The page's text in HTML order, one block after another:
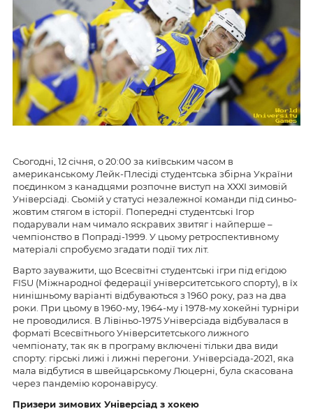
Сьогодні, 12 січня, о 20:00 за київським часом в
американському Лейк-Плесіді студентська збірна України
поєдинком з канадцями розпочне виступ на ХХХІ зимовій
Універсіаді. Сьомій у статусі незалежної команди під синьо-
жовтим стягом в історії. Попередні студентські Ігор
подарували нам чимало яскравих звитяг і найперше –
чемпіонство в Попраді-1999. У цьому ретроспективному
матеріалі спробуємо згадати події тих літ.
Варто зауважити, що Всесвітні студентські ігри під егідою
FISU (Міжнародної федерації університетського спорту), в їх
нинішньому варіанті відбуваються з 1960 року, раз на два
роки. При цьому в 1960-му, 1964-му і 1978-му хокейні турніри
не проводилися. В Лівіньо-1975 Універсіада відбувалася в
форматі Всесвітнього Університетського лижного
чемпіонату, так як в програму включені тільки два види
спорту: гірські лижі і лижні перегони. Універсіада-2021, яка
мала відбутися в швейцарському Люцерні, була скасована
через пандемію коронавірусу.
Призери зимових Універсіад з хокею